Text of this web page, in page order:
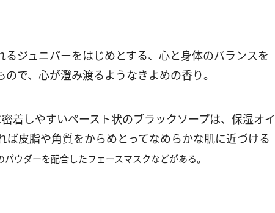
ジュニパーをはじめとする、心と身体のバランスを
で、心が澄み渡るようなきよめの香り。
着しやすいペースト状のブラックソープは、保湿オイ
ば皮脂や角質をからめとってなめらかな肌に近づける
ウダーを配合したフェースマスクなどがある。